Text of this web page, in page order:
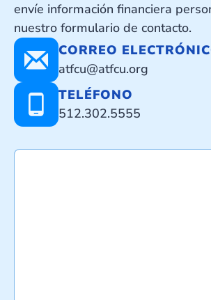
envíe información financiera
nuestro formulario de contacto.
CORREO
atfcu@atfcu.org
TELÉFONO
512.302.5555